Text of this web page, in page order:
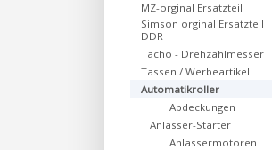
MZ-orginal Ersatzteil
Simson orginal Ersatzteil
DDR
Tacho - Drehzahlmesser
Tassen / Werbeartikel
Automatikroller
Abdeckungen
Anlasser-Starter
Anlassermotoren